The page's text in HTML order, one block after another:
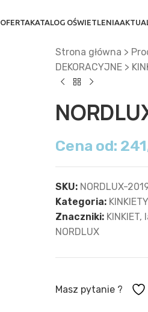
OFERTAKATALOG OŚWIETLENIA
Strona główna >
DEKORACYJNE>
Cena od:
SKU: NORDLUX-
Kategoria: KINKIETY
Znaczniki: KINKIET,
NORDLUX
Masz pytanie ?